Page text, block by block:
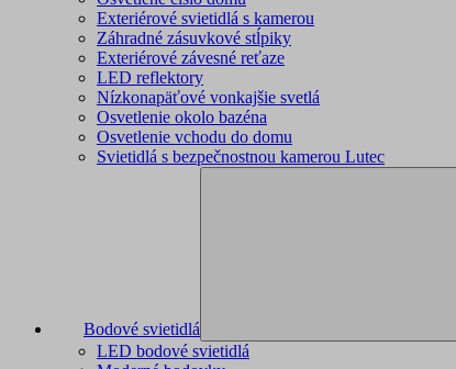
Exteriérové svietidlá s kamerou
Záhradné zásuvkové stĺpiky
Exteriérové závesné reťaze
LED reflektory
Nízkonapäťové vonkajšie svetlá
Osvetlenie okolo bazéna
Osvetlenie vchodu do domu
Svietidlá s bezpečnostnou kamerou Lutec
Bodové svietidlá
LED bodové svietidlá